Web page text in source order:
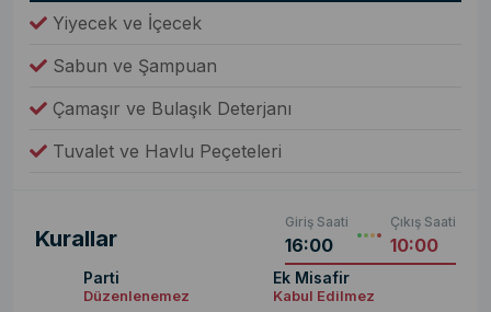
Yiyecek ve İçecek
Sabun ve Şampuan
Çamaşır ve Bulaşık Deterjanı
Tuvalet ve Havlu Peçeteleri
Kurallar
Giriş Saati
16:00
Çıkış Saati
10:00
Parti
Düzenlenemez
Ek Misafir
Kabul Edilmez